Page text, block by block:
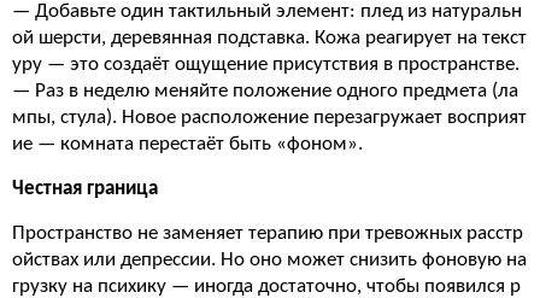
— Добавьте один тактильный элемент: плед из натуральн
ой шерсти, деревянная подставка. Кожа реагирует на текст
уру — это создаёт ощущение присутствия в пространстве.
— Раз в неделю меняйте положение одного предмета (ла
мпы, стула). Новое расположение перезагружает восприят
ие — комната перестаёт быть «фоном».
Честная граница
Пространство не заменяет терапию при тревожных расстр
ойствах или депрессии. Но оно может снизить фоновую на
грузку на психику — иногда достаточно, чтобы появился р